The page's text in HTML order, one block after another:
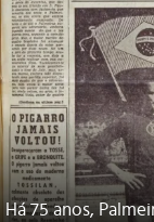
Há 75 anos,